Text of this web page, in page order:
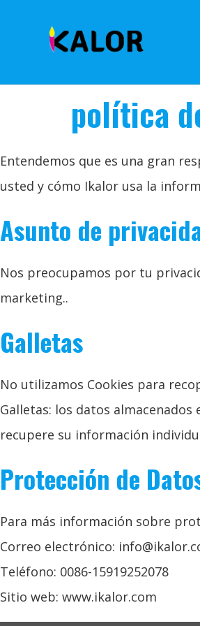
política
Entendemos que es una gran
usted y cómo Ikalor usa la
Asunto de
Nos preocupamos por tu
marketing..
Galletas
No utilizamos Cookies para
Galletas: los datos
recupere su información
Protección de
Para más información sobre
Correo electrónico:
Teléfono: 0086-15919252078
Sitio web: www.ikalor.com